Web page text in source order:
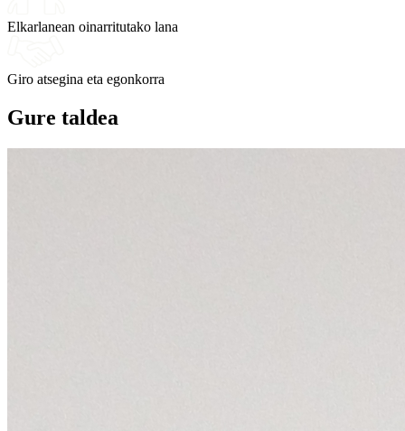
Elkarlanean oinarritutako lana
Giro atsegina eta egonkorra
Gure taldea